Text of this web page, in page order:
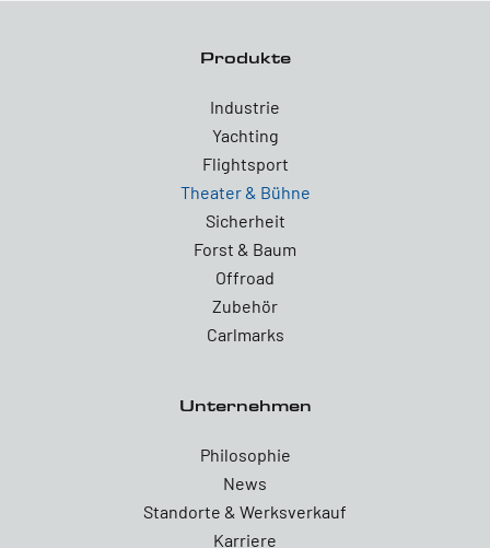
Produkte
Industrie
Yachting
Flightsport
Theater & Bühne
Sicherheit
Forst & Baum
Offroad
Zubehör
Carlmarks
Unternehmen
Philosophie
News
Standorte & Werksverkauf
Karriere